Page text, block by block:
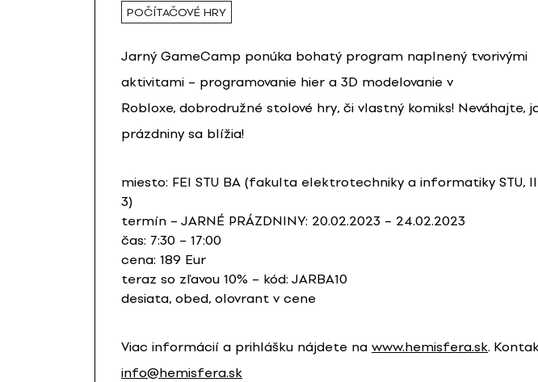
POČÍTAČOVÉ HRY
Jarný GameCamp ponúka bohatý program naplnený tvorivými
aktivitami – programovanie hier a 3D modelovanie v
Robloxe, dobrodružné stolové hry, či vlastný komiks! Neváhajte,
prázdniny sa blížia!
miesto: FEI STU BA (fakulta elektrotechniky a informatiky STU,
3)
termín – JARNÉ PRÁZDNINY: 20.02.2023 – 24.02.2023
čas: 7:30 – 17:00
cena: 189 Eur
teraz so zľavou 10% – kód: JARBA10
desiata, obed, olovrant v cene
Viac informácií a prihlášku nájdete na www.hemisfera.sk.
info@hemisfera.sk